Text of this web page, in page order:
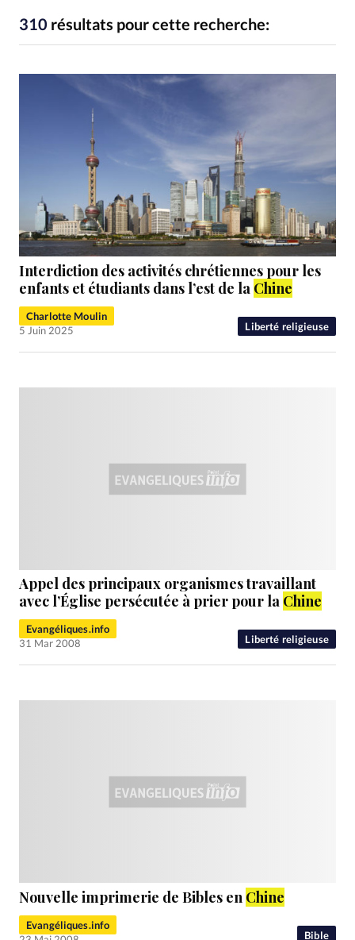
Toute l'actualité Bible Culture
Economie
Eglises
Histoire Laicité
Liberté religieuse
310 résultats pour cette recherche:
Liberté religieuse
Interdiction des activités chrétiennes pour les
enfants et étudiants dans l’est de la Chine
Charlotte Moulin
5 Juin 2025
Liberté religieuse
Appel des principaux organismes travaillant
avec l’Église persécutée à prier pour la Chine
Evangéliques.info
31 Mar 2008
Bible
Nouvelle imprimerie de Bibles en Chine
Evangéliques.info